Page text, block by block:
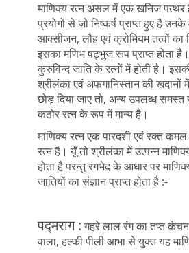
माणिक्य रत्न असल में एक खनिज पत्थर
प्रयोगों से जो निष्कर्ष प्राप्त हुए हैं
आक्सीजन, लौह एवं क्रोमियम तत्वों का
इसका मणिभ षट्भुज रूप प्राप्त होता
कुरुविन्द जाति के रत्नों में होती है। इसकी
श्रीलंका एवं अफगानिस्तान की खदानों में
छोड़ दिया जाए तो, अन्य उपलब्ध समस्त
कठोर रत्न के रूप में मान्य है।
माणिक्य रत्न एक पारदर्शी एवं रक्त
रत्न है। यूँ तो श्रीलंका में उत्पन्न
होता है परन्तु रंगभेद के आधार पर
जातियों का संज्ञान प्राप्त होता है :-
पद्मराग : गहरे लाल रंग का तप्त
वाला, हल्की पीली आभा से युक्त यह